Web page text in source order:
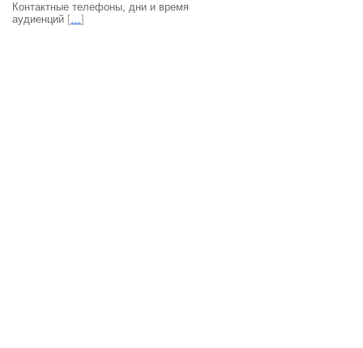
Контактные телефоны, дни и время
аудиенций […]